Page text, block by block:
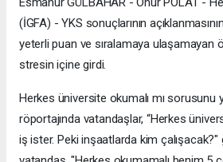
(İGFA) - YKS sonuçlarının
yeterli puan ve sıralamaya ulaşamayan
stresin içine girdi.
Herkes üniversite okumalı mı
röportajında vatandaşlar, “Herkes
iş ister. Peki inşaatlarda kim